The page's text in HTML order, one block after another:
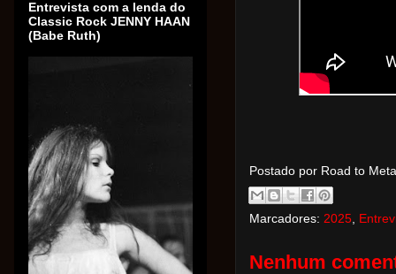
Postado por Road to
Marcadores: 2025
Nenhum
Entrevista com a lenda do
Classic Rock JENNY HAAN
(Babe Ruth)